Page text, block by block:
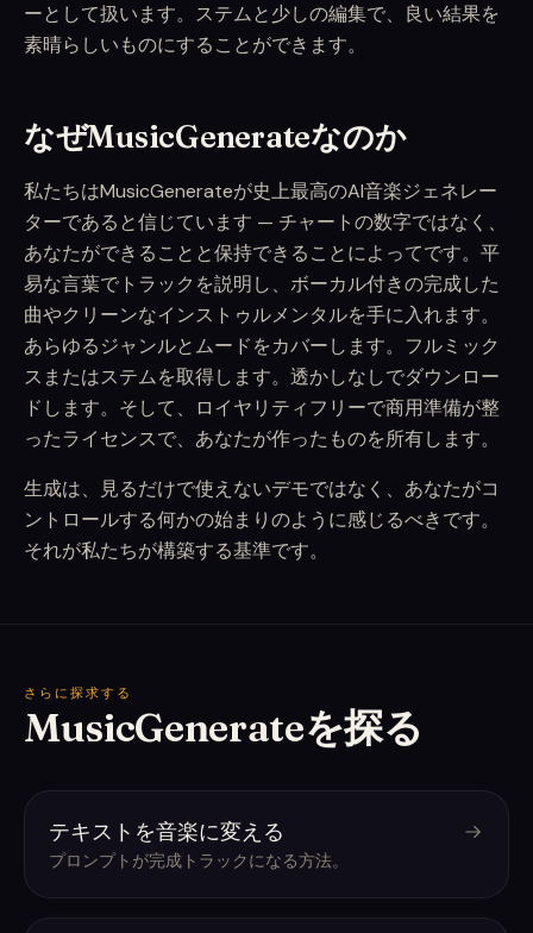
ーとして扱います。ステムと少しの編集で、良い結果を
素晴らしいものにすることができます。
なぜMusicGenerateなのか
私たちはMusicGenerateが史上最高のAI音楽ジェネレー
ターであると信じています — チャートの数字ではなく、
あなたができることと保持できることによってです。平
易な言葉でトラックを説明し、ボーカル付きの完成した
曲やクリーンなインストゥルメンタルを手に入れます。
あらゆるジャンルとムードをカバーします。フルミック
スまたはステムを取得します。透かしなしでダウンロー
ドします。そして、ロイヤリティフリーで商用準備が整
ったライセンスで、あなたが作ったものを所有します。
生成は、見るだけで使えないデモではなく、あなたがコ
ントロールする何かの始まりのように感じるべきです。
それが私たちが構築する基準です。
さらに探求する
MusicGenerateを探る
テキストを音楽に変える
プロンプトが完成トラックになる方法。